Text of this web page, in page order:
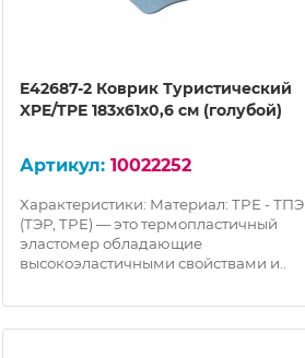
E42687-2 Коврик Туристический
XPE/TPE 183х61х0,6 см (голубой)
10022252
Характеристики: Материал: TPE - ТПЭ
(ТЭР, TPE) — это термопластичный
эластомер обладающие
высокоэластичными свойствами и..